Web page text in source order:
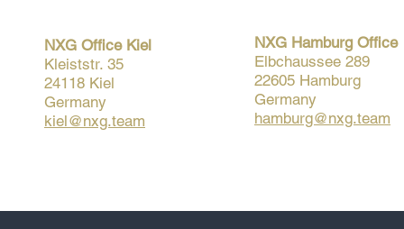
NXG Office Kiel
Kleiststr. 35
24118 Kiel
Germany
kiel@nxg.team
NXG Hamburg Office
Elbchaussee 289
22605 Hamburg
Germany
hamburg@nxg.team